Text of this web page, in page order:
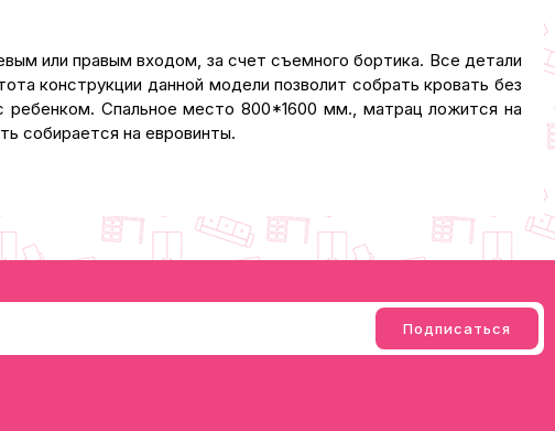
или правым входом, за счет съемного бортика. Все детали
конструкции данной модели позволит собрать кровать без
Спальное место 800*1600 мм., матрац ложится на
собирается на евровинты.